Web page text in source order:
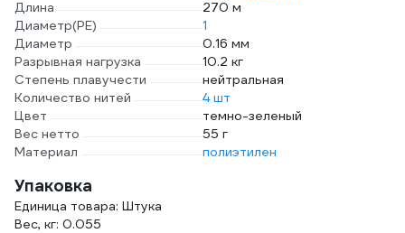
Длина
270 м
Диаметр(PE)
1
Диаметр
0.16 мм
Разрывная нагрузка
10.2 кг
Степень плавучести
нейтральная
Количество нитей
4 шт
Цвет
темно-зеленый
Вес нетто
55 г
Материал
полиэтилен
Упаковка
Единица товара: Штука
Вес, кг: 0.055